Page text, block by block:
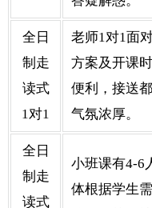
全日
制走
读式
1对1
老师1对1面
方案及开课
便利，接送
气氛浓厚。
全日
制走
读式
小班课有4-6
体根据学生